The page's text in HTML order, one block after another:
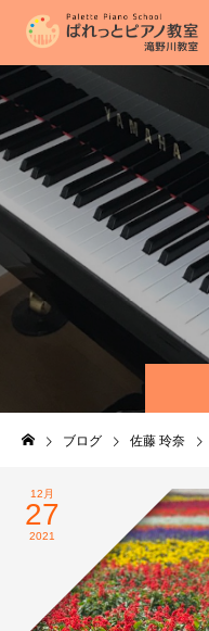
ブログ 佐藤 玲奈
12月
27
2021